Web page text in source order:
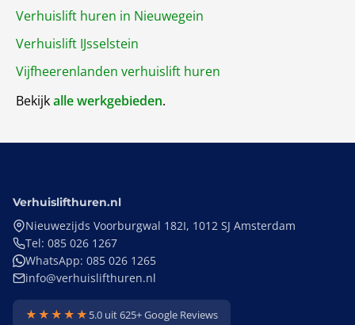
Verhuislift huren in Nieuwegein
Verhuislift IJsselstein
Vijfheerenlanden verhuislift huren
Bekijkalle werkgebieden.
Verhuislifthuren.nl
Nieuwezijds Voorburgwal 182I, 1012 SJ Amsterdam
Tel: 085 026 1267
WhatsApp: 085 026 1265
info@verhuislifthuren.nl
★★★★★ 5.0 uit 625+ Google Reviews